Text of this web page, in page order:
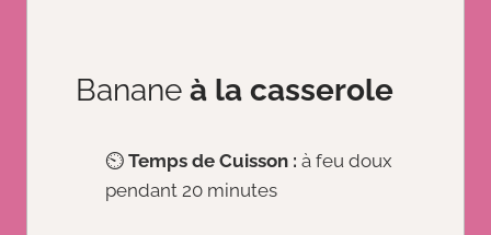
Banane à la casserole
⏲️ Temps de Cuisson : à feu doux
pendant 20 minutes